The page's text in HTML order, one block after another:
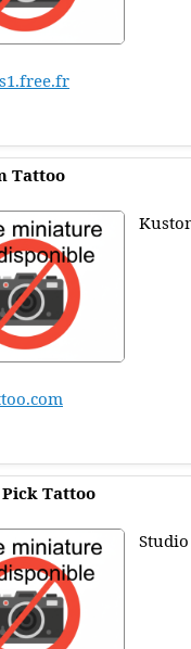
Tattoo
Tattoo